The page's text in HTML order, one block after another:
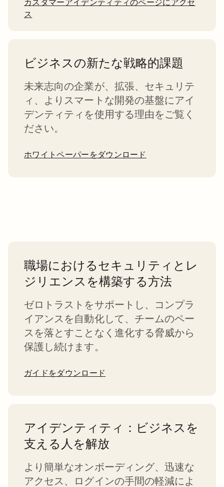
カスタマーアイデンティティのページにアクセ
ス
ビジネスの新たな戦略的課題
未来志向の企業が、拡張、セキュリテ
ィ、よりスマートな開発の基盤にアイ
デンティティを使用する理由をご覧く
ださい。
ホワイトペーパーをダウンロード
職場におけるセキュリティとレ
ジリエンスを構築する方法
ゼロトラストをサポートし、コンプラ
イアンスを自動化して、チームのペー
スを落とすことなく進化する脅威から
保護し続けます。
ガイドをダウンロード
アイデンティティ：ビジネスを
支える人を解放
より簡単なオンボーディング、迅速な
アクセス、ログインの手間の軽減によ